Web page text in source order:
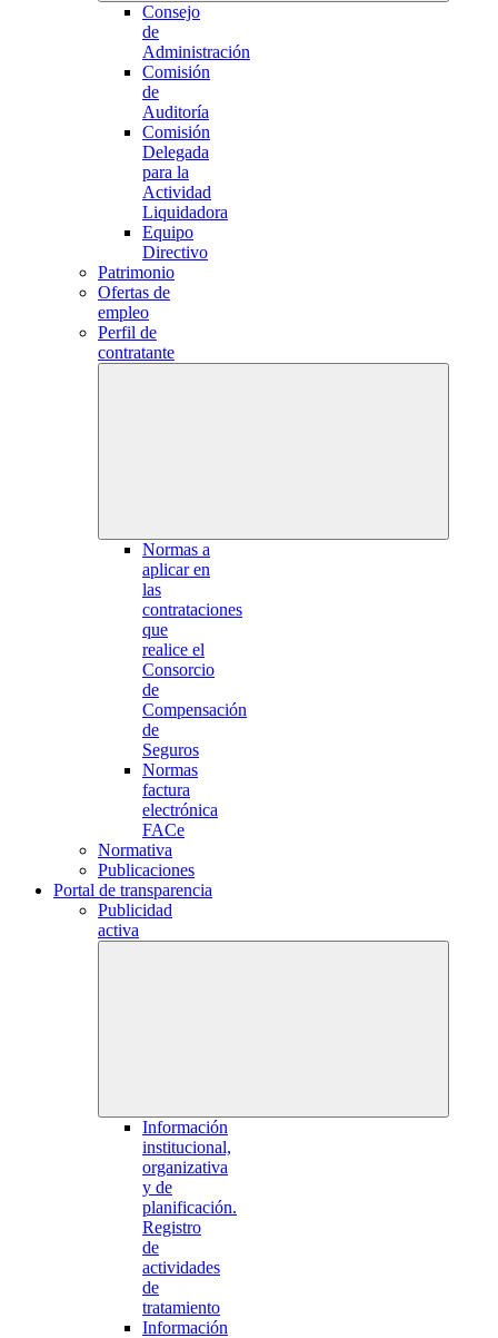
Consejo
de
Administración
Comisión
de
Auditoría
Comisión
Delegada
para la
Actividad
Liquidadora
Equipo
Directivo
Patrimonio
Ofertas de
empleo
Perfil de
contratante
Normas a
aplicar en
las
contrataciones
que
realice el
Consorcio
de
Compensación
de
Seguros
Normas
factura
electrónica
FACe
Normativa
Publicaciones
Portal de transparencia
Publicidad
activa
Información
institucional,
organizativa
y de
planificación.
Registro
de
actividades
de
tratamiento
Información